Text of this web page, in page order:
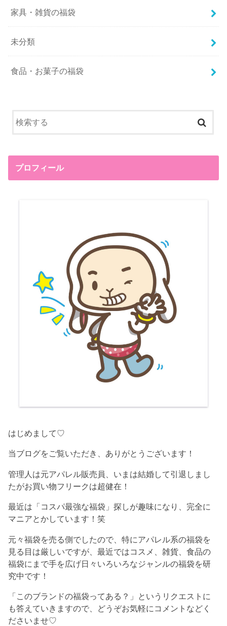
家具・雑貨の福袋
未分類
食品・お菓子の福袋
プロフィール
はじめまして♡
当ブログをご覧いただき、ありがとうございます！
管理人は元アパレル販売員、いまは結婚して引退しまし
たがお買い物フリークは超健在！
最近は「コスパ最強な福袋」探しが趣味になり、完全に
マニアとかしています！笑
元々福袋を売る側でしたので、特にアパレル系の福袋を
見る目は厳しいですが、最近ではコスメ、雑貨、食品の
福袋にまで手を広げ日々いろいろなジャンルの福袋を研
究中です！
「このブランドの福袋ってある？」というリクエストに
も答えていきますので、どうぞお気軽にコメントなどく
ださいませ♡